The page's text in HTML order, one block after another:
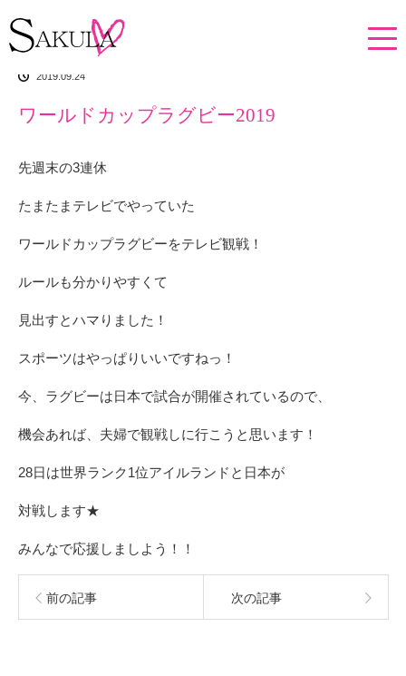
イチオシアイテム
2019.09.24
ワールドカップラグビー2019
先週末の3連休
たまたまテレビでやっていた
ワールドカップラグビーをテレビ観戦！
ルールも分かりやすくて
見出すとハマりました！
スポーツはやっぱりいいですねっ！
今、ラグビーは日本で試合が開催されているので、
機会あれば、夫婦で観戦しに行こうと思います！
28日は世界ランク1位アイルランドと日本が
対戦します★
みんなで応援しましよう！！
前の記事 次の記事